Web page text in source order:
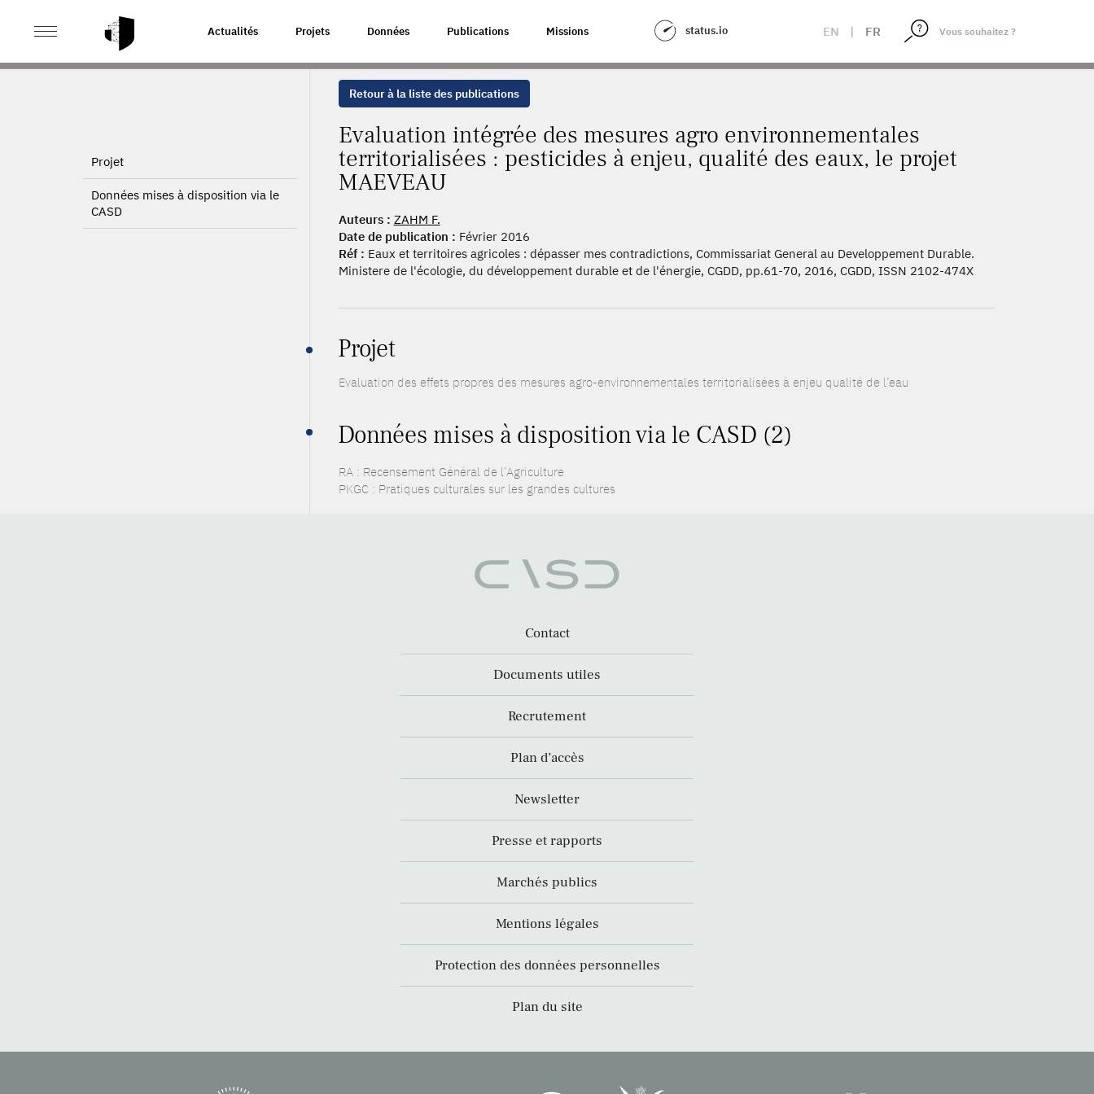
Actualités Projets Données Publications Missions status.io EN | FR
ACCUEIL PUBLICATIONS > EVALUATION INTÉGRÉE DES MESURES AGRO ENVIRONNEMENTALES TERRITORIALISÉES : PESTICIDES À ENJEU, QUALITÉ DES EAUX, LE PROJET MAEVEAU
Projet
Données mises à disposition via le
CASD
Retour à la liste des publications
Evaluation intégrée des mesures agro environnementales
territorialisées : pesticides à enjeu, qualité des eaux, le projet
MAEVEAU
Auteurs : ZAHM F.
Date de publication : Février 2016
Réf : Eaux et territoires agricoles : dépasser mes contradictions, Commissariat General au Developpement Durable.
Ministere de l'écologie, du développement durable et de l'énergie, CGDD, pp.61-70, 2016, CGDD, ISSN 2102-474X
Projet
Evaluation des effets propres des mesures agro-environnementales territorialisées à enjeu qualité de l’eau
Données mises à disposition via le CASD (2)
RA : Recensement Général de l’Agriculture
PKGC : Pratiques culturales sur les grandes cultures
Contact
Documents utiles
Recrutement
Plan d’accès
Newsletter
Presse et rapports
Marchés publics
Mentions légales
Protection des données personnelles
Plan du site